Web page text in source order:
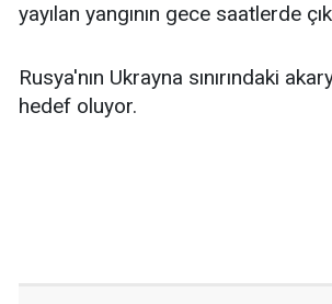
yayılan yangının gece saatlerde
Rusya'nın Ukrayna sınırındaki
hedef oluyor.